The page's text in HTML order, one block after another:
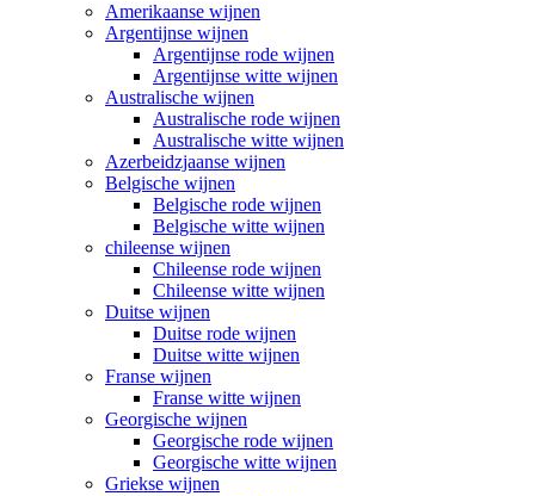
Amerikaanse wijnen
Argentijnse wijnen
Argentijnse rode wijnen
Argentijnse witte wijnen
Australische wijnen
Australische rode wijnen
Australische witte wijnen
Azerbeidzjaanse wijnen
Belgische wijnen
Belgische rode wijnen
Belgische witte wijnen
chileense wijnen
Chileense rode wijnen
Chileense witte wijnen
Duitse wijnen
Duitse rode wijnen
Duitse witte wijnen
Franse wijnen
Franse witte wijnen
Georgische wijnen
Georgische rode wijnen
Georgische witte wijnen
Griekse wijnen